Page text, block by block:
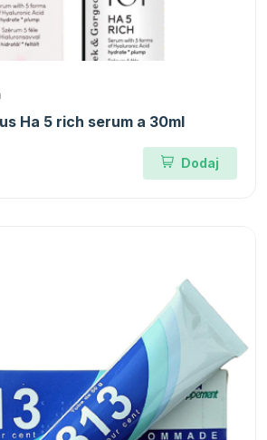
Ha 5 rich serum a 30ml
Dodaj